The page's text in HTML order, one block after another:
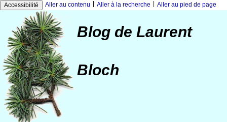
Accessibilité Aller au contenu Aller à la recherche Aller au pied de page
Blog de Laurent
Bloch